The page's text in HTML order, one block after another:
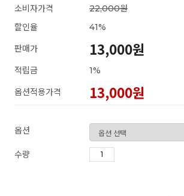
소비자가격
22,000원
할인율
41%
판매가
13,000원
적립금
1%
옵션적용가격
13,000원
옵션
수량